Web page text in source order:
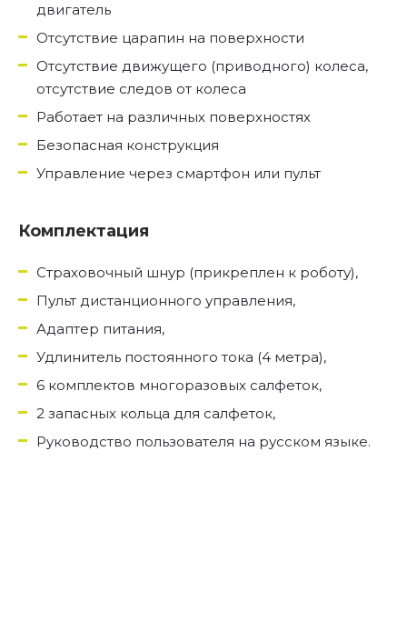
двигатель
Отсутствие царапин на поверхности
Отсутствие движущего (приводного) колеса,
отсутствие следов от колеса
Работает на различных поверхностях
Безопасная конструкция
Управление через смартфон или пульт
Комплектация
Страховочный шнур (прикреплен к роботу),
Пульт дистанционного управления,
Адаптер питания,
Удлинитель постоянного тока (4 метра),
6 комплектов многоразовых салфеток,
2 запасных кольца для салфеток,
Руководство пользователя на русском языке.